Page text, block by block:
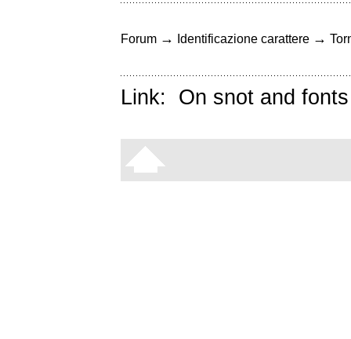
Forum → Identificazione carattere →
Link: On snot and fonts